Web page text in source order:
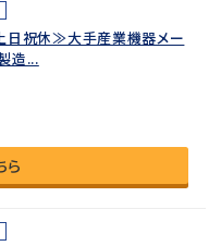
祝休≫大手産業機器メー
造...
ら